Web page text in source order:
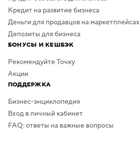
Кредит на развитие бизнеса
Деньги для продавцов на маркетплейсах
Депозиты для бизнеса
БОНУСЫ И КЕШБЭК
Рекомендуйте Точку
Акции
ПОДДЕРЖКА
Бизнес-энциклопедия
Вход в личный кабинет
FAQ: ответы на важные вопросы